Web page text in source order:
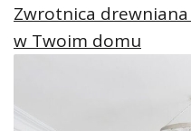
Zwrotnica
w Twoim domu